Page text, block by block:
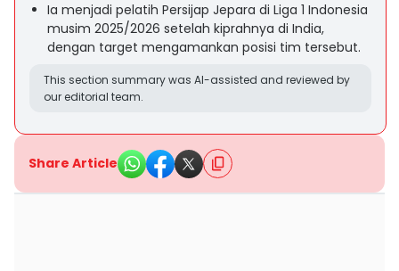
Ia menjadi pelatih Persijap Jepara di Liga 1 Indonesia
musim 2025/2026 setelah kiprahnya di India,
dengan target mengamankan posisi tim tersebut.
This section summary was AI-assisted and reviewed by
our editorial team.
Share Article